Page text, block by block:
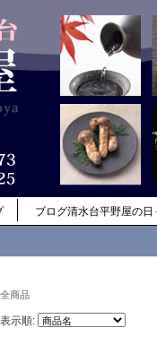
ブログ清水台平野屋の日
全商品
表示順: